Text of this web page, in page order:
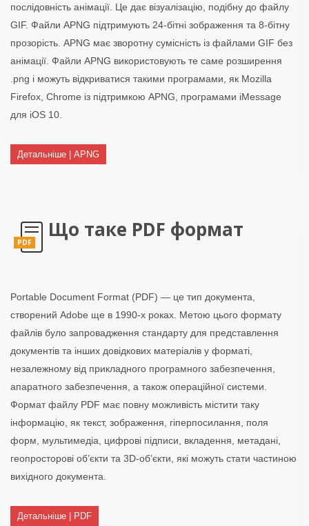
послідовність анімації. Це дає візуалізацію, подібну до файлу
GIF. Файли APNG підтримують 24-бітні зображення та 8-бітну
прозорість. APNG має зворотну сумісність із файлами GIF без
анімації. Файли APNG використовують те саме розширення
.png і можуть відкриватися такими програмами, як Mozilla
Firefox, Chrome із підтримкою APNG, програмами iMessage
для iOS 10.
Детальніше | APNG
PDF
Що таке PDF формат
Portable Document Format (PDF) — це тип документа,
створений Adobe ще в 1990-х роках. Метою цього формату
файлів було запровадження стандарту для представлення
документів та інших довідкових матеріалів у форматі,
незалежному від прикладного програмного забезпечення,
апаратного забезпечення, а також операційної системи.
Формат файлу PDF має повну можливість містити таку
інформацію, як текст, зображення, гіперпосилання, поля
форм, мультимедіа, цифрові підписи, вкладення, метадані,
геопросторові об’єкти та 3D-об’єкти, які можуть стати частиною
вихідного документа.
Детальніше | PDF